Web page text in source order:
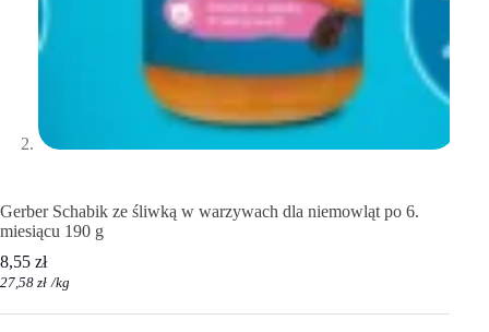
Gerber Schabik ze śliwką w warzywach dla niemowląt po 6.
miesiącu 190 g
8,55 zł
27,58 zł /kg